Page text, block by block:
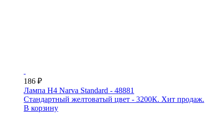
186 ₽
Лампа H4 Narva Standard - 48881
Стандартный желтоватый цвет - 3200К. Хит продаж.
В корзину